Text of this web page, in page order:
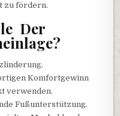
zu fördern.
Der
Komfortgewinn
verwenden.
Fußunterstützung.